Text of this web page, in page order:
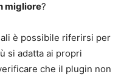
migliore?
è possibile riferirsi per
si adatta ai propri
che il plugin non